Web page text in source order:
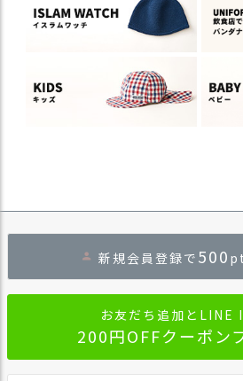
新規会員登録で 500
お友だち追加とLINE
200円OFFクーポン